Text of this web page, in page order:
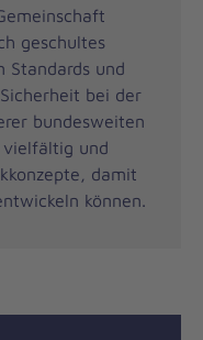
geschultes
Standards und
bei der
bundesweiten
vielfältig und
damit
können.